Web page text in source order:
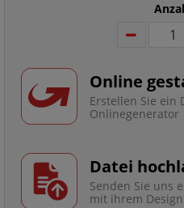
Online
Erstellen Sie ein
Onlinegenerator
Datei
Senden Sie uns
mit ihrem Design